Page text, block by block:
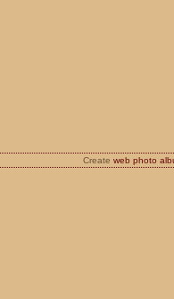
Create web photo